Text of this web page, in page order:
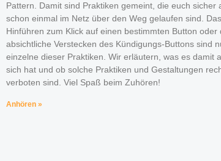
Pattern. Damit sind Praktiken gemeint, die euch sicher
schon einmal im Netz über den Weg gelaufen sind. Das
Hinführen zum Klick auf einen bestimmten Button oder
absichtliche Verstecken des Kündigungs-Buttons sind
einzelne dieser Praktiken. Wir erläutern, was es damit
sich hat und ob solche Praktiken und Gestaltungen
verboten sind. Viel Spaß beim Zuhören!
Anhören »